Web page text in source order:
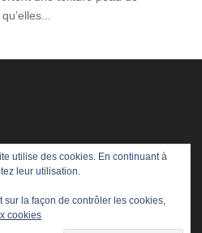
utilise des cookies. En continuant à
leur utilisation.
sur la façon de contrôler les cookies,
cookies